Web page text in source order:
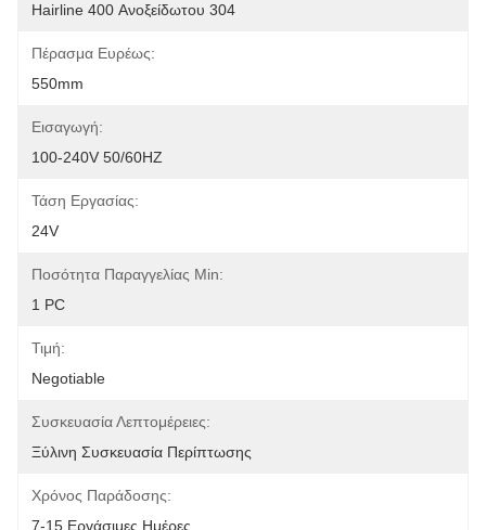
Hairline 400 Ανοξείδωτου 304
Πέρασμα Ευρέως:
550mm
Εισαγωγή:
100-240V 50/60HZ
Τάση Εργασίας:
24V
Ποσότητα Παραγγελίας Min:
1 PC
Τιμή:
Negotiable
Συσκευασία Λεπτομέρειες:
Ξύλινη Συσκευασία Περίπτωσης
Χρόνος Παράδοσης:
7-15 Εργάσιμες Ημέρες